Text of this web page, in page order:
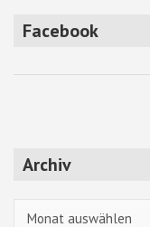
Facebook
Archiv